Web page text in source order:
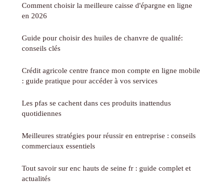
Comment choisir la meilleure caisse d'épargne en ligne
en 2026
Guide pour choisir des huiles de chanvre de qualité:
conseils clés
Crédit agricole centre france mon compte en ligne mobile
: guide pratique pour accéder à vos services
Les pfas se cachent dans ces produits inattendus
quotidiennes
Meilleures stratégies pour réussir en entreprise : conseils
commerciaux essentiels
Tout savoir sur enc hauts de seine fr : guide complet et
actualités